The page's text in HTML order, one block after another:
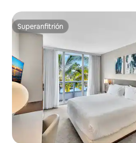
Superanfitrión
Superanfitrión